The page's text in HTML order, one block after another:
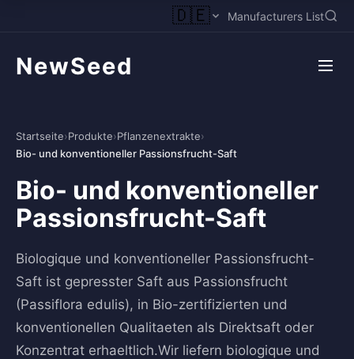
🇩🇪 Manufacturers List
NewSeed
Startseite›Produkte›Pflanzenextrakte›
Bio- und konventioneller Passionsfrucht-Saft
Bio- und konventioneller
Passionsfrucht-Saft
Biologique und konventioneller Passionsfrucht-
Saft ist gepresster Saft aus Passionsfrucht
(Passiflora edulis), in Bio-zertifizierten und
konventionellen Qualitaeten als Direktsaft oder
Konzentrat erhaeltlich.Wir liefern biologique und